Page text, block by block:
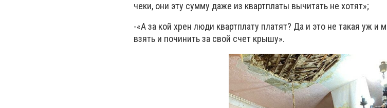
чеки, они эту сумму даже из квартплаты вычитать не хотят»;
-«А за кой хрен люди квартплату платят? Да и это не такая уж и
взять и починить за свой счет крышу».